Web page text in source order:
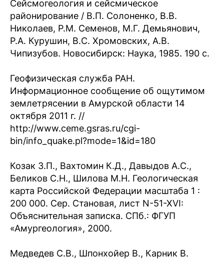
Сейсмогеология и сейсмическое
районирование / В.П. Солоненко, В.В.
Николаев, Р.М. Семенов, М.Г. Демьянович,
Р.А. Курушин, В.С. Хромовских, А.В.
Чипизубов. Новосибирск: Наука, 1985. 190 с.
Геофизическая служба РАН.
Информационное сообщение об ощутимом
землетрясении в Амурской области 14
октября 2011 г. //
http://www.ceme.gsras.ru/cgi-
bin/info_quake.pl?mode=1&id=180
Козак З.П., Вахтомин К.Д., Давыдов А.С.,
Беликов С.Н., Шилова М.Н. Геологическая
карта Российской Федерации масштаба 1 :
200 000. Сер. Становая, лист N-51-XVI:
Объяснительная записка. СПб.: ФГУП
«Амургеология», 2000.
Медведев С.В., Шпонхойер В., Карник В.